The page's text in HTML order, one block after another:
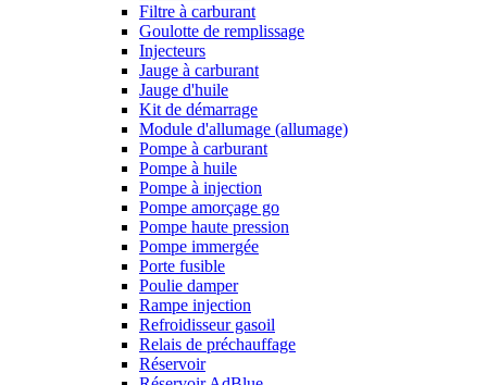
Filtre à carburant
Goulotte de remplissage
Injecteurs
Jauge à carburant
Jauge d'huile
Kit de démarrage
Module d'allumage (allumage)
Pompe à carburant
Pompe à huile
Pompe à injection
Pompe amorçage go
Pompe haute pression
Pompe immergée
Porte fusible
Poulie damper
Rampe injection
Refroidisseur gasoil
Relais de préchauffage
Réservoir